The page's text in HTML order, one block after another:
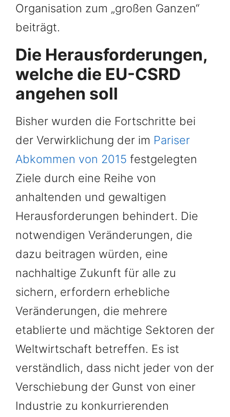
Organisation zum „großen Ganzen“
beiträgt.
Die Herausforderungen,
welche die EU-CSRD
angehen soll
Bisher wurden die Fortschritte bei
der Verwirklichung der im Pariser
Abkommen von 2015 festgelegten
Ziele durch eine Reihe von
anhaltenden und gewaltigen
Herausforderungen behindert. Die
notwendigen Veränderungen, die
dazu beitragen würden, eine
nachhaltige Zukunft für alle zu
sichern, erfordern erhebliche
Veränderungen, die mehrere
etablierte und mächtige Sektoren der
Weltwirtschaft betreffen. Es ist
verständlich, dass nicht jeder von der
Verschiebung der Gunst von einer
Industrie zu konkurrierenden